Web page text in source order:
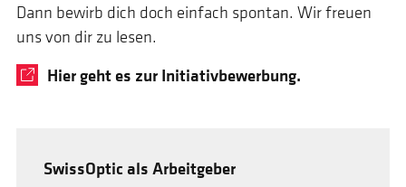
Dann bewirb dich doch einfach spontan. Wir freuen
uns von dir zu lesen.
Hier geht es zur Initiativbewerbung.
SwissOptic als Arbeitgeber